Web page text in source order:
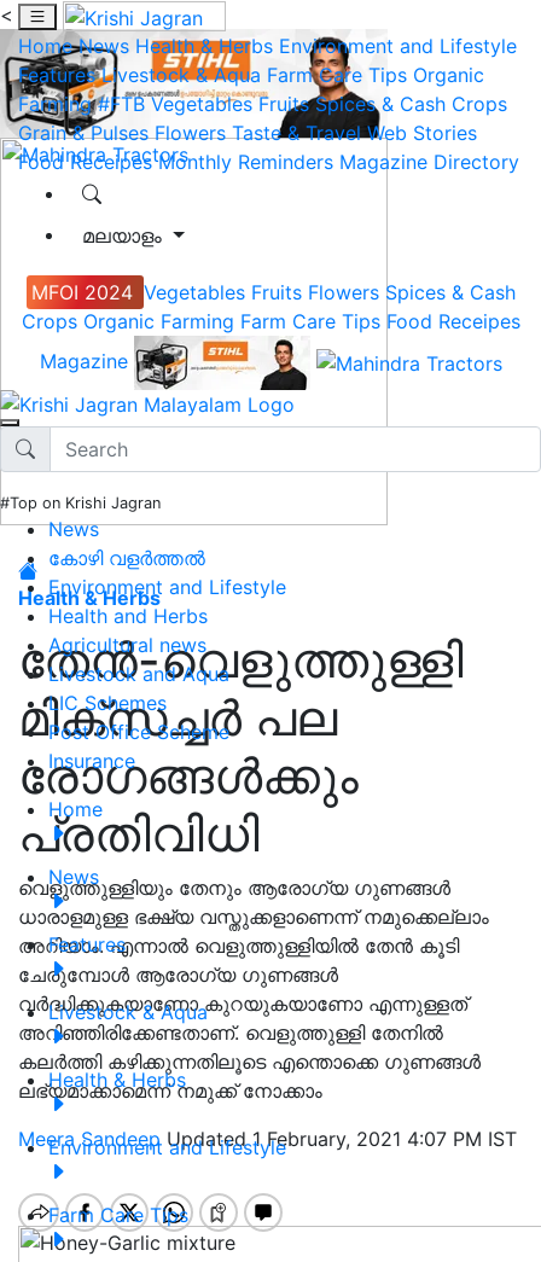
<
Home News Health & Herbs Environment and Lifestyle
Features Livestock & Aqua Farm Care Tips Organic
Farming #FTB Vegetables Fruits Spices & Cash Crops
Grain & Pulses Flowers Taste & Travel Web Stories
Food Receipes Monthly Reminders Magazine Directory
മലയാളം
MFOI 2024 Vegetables Fruits Flowers Spices & Cash
Crops Organic Farming Farm Care Tips Food Receipes
Magazine
#Top on Krishi Jagran
News
കോഴി വളർത്തൽ
Environment and Lifestyle
Health and Herbs
Agricultural news
Livestock and Aqua
LIC Schemes
Post Office Scheme
Insurance
Home
News
Features
Livestock & Aqua
Health & Herbs
Environment and Lifestyle
Farm Care Tips
Health & Herbs
തേൻ-വെളുത്തുള്ളി
മിക്സച്ചർ പല
രോഗങ്ങൾക്കും
പ്രതിവിധി
വെളുത്തുള്ളിയും തേനും ആരോഗ്യ ഗുണങ്ങള്‍
ധാരാളമുള്ള ഭക്ഷ്യ വസ്തുക്കളാണെന്ന്‌ നമുക്കെല്ലാം
അറിയാം. എന്നാല്‍ വെളുത്തുള്ളിയില്‍ തേന്‍ കൂടി
ചേരുമ്പോള്‍ ആരോഗ്യ ഗുണങ്ങള്‍
വര്‍ദ്ധിക്കുകയാണോ കുറയുകയാണോ എന്നുള്ളത്
അറിഞ്ഞിരിക്കേണ്ടതാണ്. വെളുത്തുള്ളി തേനിൽ
കലർത്തി കഴിക്കുന്നതിലൂടെ എന്തൊക്കെ ഗുണങ്ങള്‍
ലഭ്യമാക്കാമെന്ന് നമുക്ക് നോക്കാം
Meera Sandeep Updated 1 February, 2021 4:07 PM IST